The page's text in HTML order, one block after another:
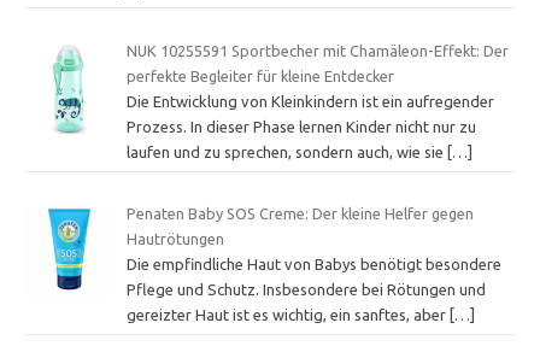
NUK 10255591 Sportbecher mit Chamäleon-Effekt: Der
perfekte Begleiter für kleine Entdecker
Die Entwicklung von Kleinkindern ist ein aufregender
Prozess. In dieser Phase lernen Kinder nicht nur zu
laufen und zu sprechen, sondern auch, wie sie
[…]
Penaten Baby SOS Creme: Der kleine Helfer gegen
Hautrötungen
Die empfindliche Haut von Babys benötigt besondere
Pflege und Schutz. Insbesondere bei Rötungen und
gereizter Haut ist es wichtig, ein sanftes, aber […]